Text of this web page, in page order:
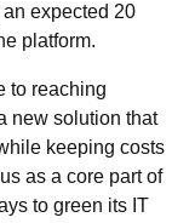
expected 20
platform.
to reaching
new solution that
keeping costs
as a core part of
to green its IT